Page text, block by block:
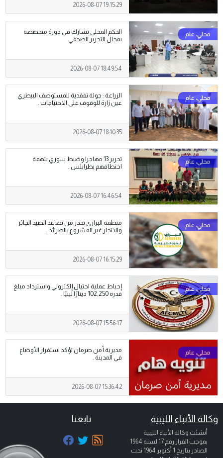
2026-08-07 19:15:29
الحكم المحلي تشارك في دورة متخصصة
بمجال التحرير الصحفي
2026-08-07 18:49:54
الزراعة : جولة تفقدية للمستوصف البيطري
عين زارة للوقوف على الاحتياجات .
2026-08-07 18:10:35
تحرير 13 مهاجرا وضبط سوري بتهمة
اختطافهم بطرابلس .
2026-08-07 16:46:54
منظمة البراري تحذر من تصاعد الصيد الجائر
والاتجار غير المشروع بالطرائد .
2026-08-07 16:15:29
إحباط عملية احتيال إلكتروني واسترداد مبلغ
قدره 102,250 دينارًا ليبيًا .
2026-08-07 15:56:17
مديرية أمن صرمان تؤكد استقرار الأوضاع
في المدينة .
2026-08-07 15:36:42
وكالة الأنباء الليبية
أنشئت وكالة الأنباء الليبية
بموجب القرار رقم 17 لسنة 1964
الصادر بتاريخ 1 أكتوبر 1964
تحت
تابعنا